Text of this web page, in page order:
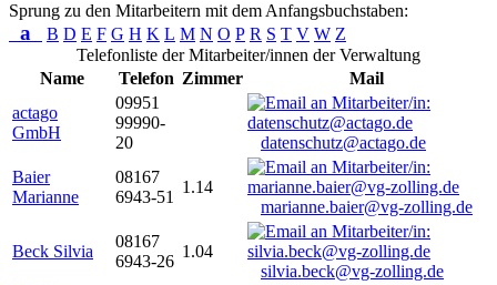
Sprung zu den Mitarbeitern mit dem Anfangsbuchstaben:
a B D E F G H K L M N O P R S T V W Z
Telefonliste der Mitarbeiter/innen der Verwaltung
Name
Telefon Zimmer
Mail
actago
GmbH
09951
99990-
20
datenschutz@actago.de
Baier
Marianne
08167
6943-51
1.14
marianne.baier@vg-zolling.de
Beck Silvia
08167
6943-26
1.04
silvia.beck@vg-zolling.de